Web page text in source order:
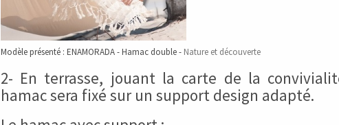
Modèle présenté : ENAMORADA - Hamac double - Nature et découverte
2- En terrasse, jouant la carte de la
hamac sera fixé sur un support design adapté.